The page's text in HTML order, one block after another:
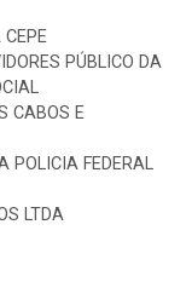
PÚBLICO DA
CABOS E
POLICIA FEDERAL
LTDA